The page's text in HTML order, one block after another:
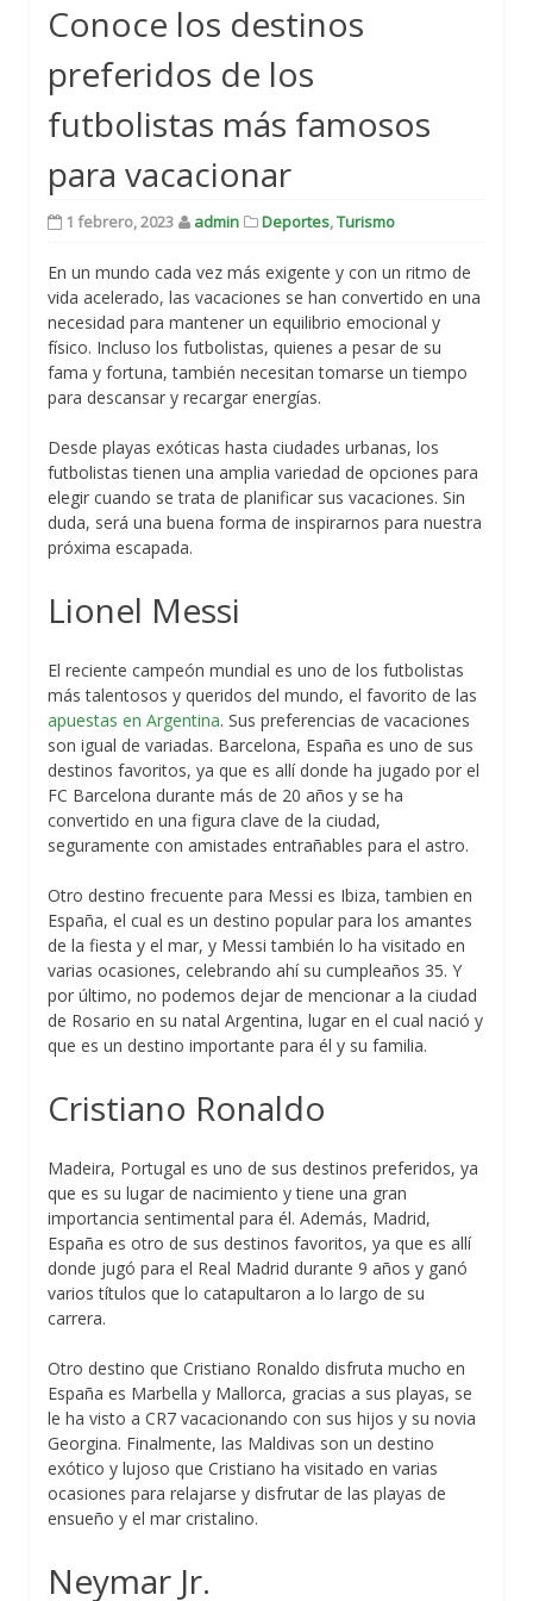
Conoce los destinos
preferidos de los
futbolistas más famosos
para vacacionar
1 febrero, 2023 admin Deportes,Turismo
En un mundo cada vez más exigente y con un ritmo de
vida acelerado, las vacaciones se han convertido en una
necesidad para mantener un equilibrio emocional y
físico. Incluso los futbolistas, quienes a pesar de su
fama y fortuna, también necesitan tomarse un tiempo
para descansar y recargar energías.
Desde playas exóticas hasta ciudades urbanas, los
futbolistas tienen una amplia variedad de opciones para
elegir cuando se trata de planificar sus vacaciones. Sin
duda, será una buena forma de inspirarnos para nuestra
próxima escapada.
Lionel Messi
El reciente campeón mundial es uno de los futbolistas
más talentosos y queridos del mundo, el favorito de las
apuestas en Argentina. Sus preferencias de vacaciones
son igual de variadas. Barcelona, España es uno de sus
destinos favoritos, ya que es allí donde ha jugado por el
FC Barcelona durante más de 20 años y se ha
convertido en una figura clave de la ciudad,
seguramente con amistades entrañables para el astro.
Otro destino frecuente para Messi es Ibiza, tambien en
España, el cual es un destino popular para los amantes
de la fiesta y el mar, y Messi también lo ha visitado en
varias ocasiones, celebrando ahí su cumpleaños 35. Y
por último, no podemos dejar de mencionar a la ciudad
de Rosario en su natal Argentina, lugar en el cual nació y
que es un destino importante para él y su familia.
Cristiano Ronaldo
Madeira, Portugal es uno de sus destinos preferidos, ya
que es su lugar de nacimiento y tiene una gran
importancia sentimental para él. Además, Madrid,
España es otro de sus destinos favoritos, ya que es allí
donde jugó para el Real Madrid durante 9 años y ganó
varios títulos que lo catapultaron a lo largo de su
carrera.
Otro destino que Cristiano Ronaldo disfruta mucho en
España es Marbella y Mallorca, gracias a sus playas, se
le ha visto a CR7 vacacionando con sus hijos y su novia
Georgina. Finalmente, las Maldivas son un destino
exótico y lujoso que Cristiano ha visitado en varias
ocasiones para relajarse y disfrutar de las playas de
ensueño y el mar cristalino.
Neymar Jr.